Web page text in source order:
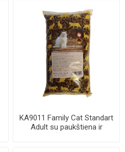
KA9011 Family Cat Standart
Adult su paukštiena ir
daržovėmis...